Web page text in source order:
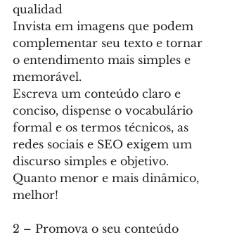
qualidad
Invista em imagens que podem
complementar seu texto e tornar
o entendimento mais simples e
memorável.
Escreva um conteúdo claro e
conciso, dispense o vocabulário
formal e os termos técnicos, as
redes sociais e SEO exigem um
discurso simples e objetivo.
Quanto menor e mais dinâmico,
melhor!
2 – Promova o seu conteúdo